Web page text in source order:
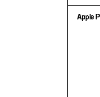
Apple